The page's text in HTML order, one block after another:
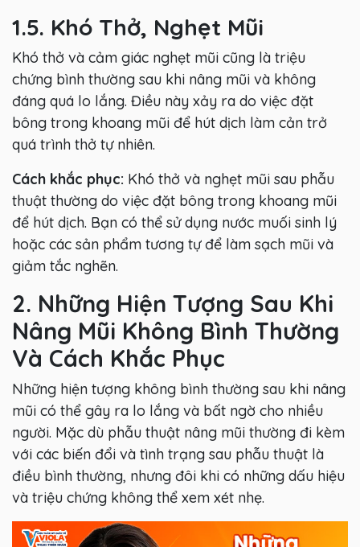
1.5. Khó Thở, Nghẹt Mũi
Khó thở và cảm giác nghẹt mũi cũng là triệu
chứng bình thường sau khi nâng mũi và không
đáng quá lo lắng. Điều này xảy ra do việc đặt
bông trong khoang mũi để hút dịch làm cản trở
quá trình thở tự nhiên.
Cách khắc phục: Khó thở và nghẹt mũi sau phẫu
thuật thường do việc đặt bông trong khoang mũi
để hút dịch. Bạn có thể sử dụng nước muối sinh lý
hoặc các sản phẩm tương tự để làm sạch mũi và
giảm tắc nghẽn.
2. Những Hiện Tượng Sau Khi
Nâng Mũi Không Bình Thường
Và Cách Khắc Phục
Những hiện tượng không bình thường sau khi nâng
mũi có thể gây ra lo lắng và bất ngờ cho nhiều
người. Mặc dù phẫu thuật nâng mũi thường đi kèm
với các biến đổi và tình trạng sau phẫu thuật là
điều bình thường, nhưng đôi khi có những dấu hiệu
và triệu chứng không thể xem xét nhẹ.